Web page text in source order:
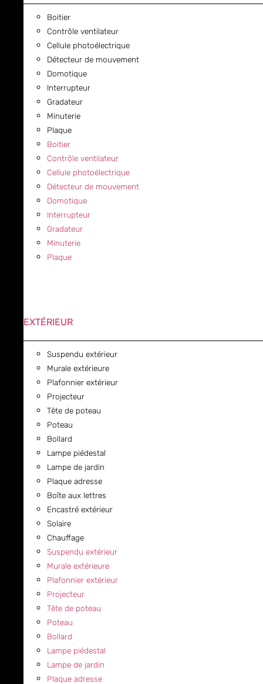
Boitier
Contrôle ventilateur
Cellule photoélectrique
Détecteur de mouvement
Domotique
Interrupteur
Gradateur
Minuterie
Plaque
Boitier
Contrôle ventilateur
Cellule photoélectrique
Détecteur de mouvement
Domotique
Interrupteur
Gradateur
Minuterie
Plaque
EXTÉRIEUR
Suspendu extérieur
Murale extérieure
Plafonnier extérieur
Projecteur
Tête de poteau
Poteau
Bollard
Lampe piédestal
Lampe de jardin
Plaque adresse
Boîte aux lettres
Encastré extérieur
Solaire
Chauffage
Suspendu extérieur
Murale extérieure
Plafonnier extérieur
Projecteur
Tête de poteau
Poteau
Bollard
Lampe piédestal
Lampe de jardin
Plaque adresse